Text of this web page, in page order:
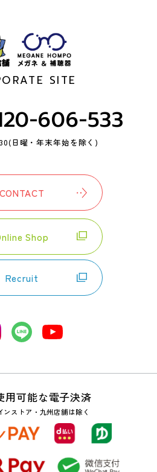
SITE
606-533
(日曜・年末年始を除く)
CONTACT
Shop
Recruit
用可能な電子決済
ストア・九州店舗は除く